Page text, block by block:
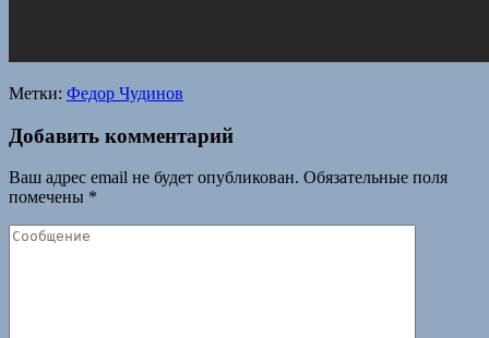
Метки: Федор Чудинов
Добавить комментарий
Ваш адрес email не будет опубликован. Обязательные поля
помечены *